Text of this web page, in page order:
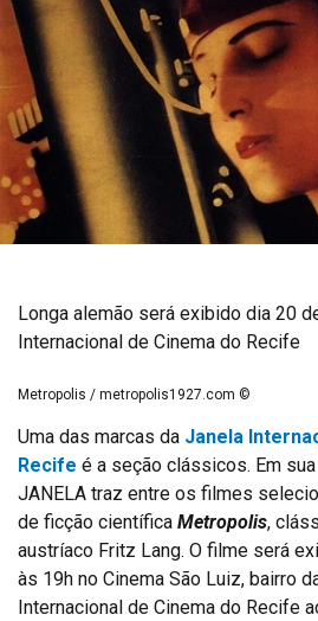
Longa alemão será exibido dia 20
Internacional de Cinema do Recife
Metropolis / metropolis1927.com ©
Uma das marcas da Janela
Recife é a seção clássicos. Em
JANELA traz entre os filmes
de ficção científica Metropolis,
austríaco Fritz Lang. O filme será
às 19h no Cinema São Luiz, bairro
Internacional de Cinema do Recife